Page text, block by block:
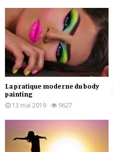
La pratique moderne du body
painting
13 mai 2019
9627